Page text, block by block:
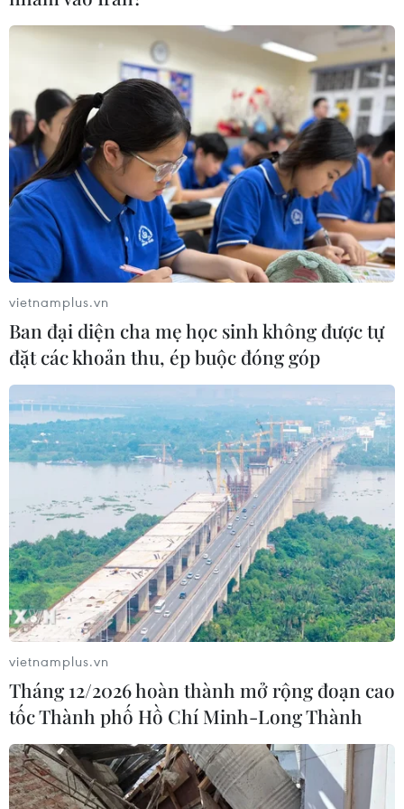
Doanh nghiệp Việt chia sẻ về các lĩnh vực
thu hút đầu tư tại Lào
11/10/2019 14:08
Chương trình tọa đàm với chủ đề “Thực trạng, triển vọng
kinh tế Lào và những tác động đến doanh nghiệp Việt
Nam tại Lào,” tổ chức chiều 11/10, tại thủ đô Vientiane.
vietnamplus.vn
Ban đại diện cha mẹ học sinh không được tự
đặt các khoản thu, ép buộc đóng góp
vietnamplus.vn
Tháng 12/2026 hoàn thành mở rộng đoạn cao
tốc Thành phố Hồ Chí Minh-Long Thành